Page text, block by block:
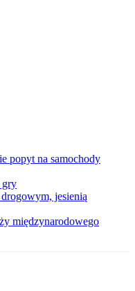
popyt na samochody
gry
jesienią
międzynarodowego